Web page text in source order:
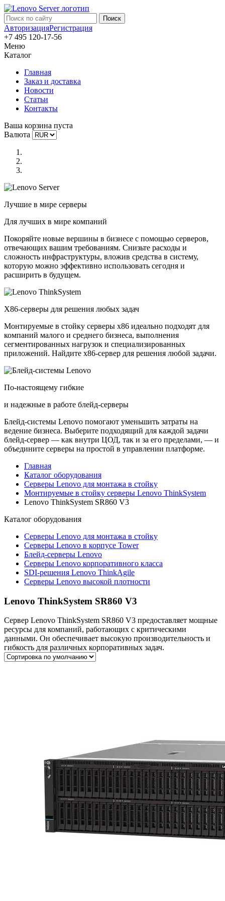
АвторизацияРегистрация
+7 495 120-17-56
Меню
Каталог
Главная
Заказ и доставка
Новости
Статьи
Контакты
Ваша корзина пуста
Валюта
Лучшие в мире серверы
Для лучших в мире компаний
Покоряйте новые вершины в бизнесе с помощью серверов,
отвечающих вашим требованиям. Снизьте расходы и
сложность инфраструктуры, вложив средства в систему,
которую можно эффективно использовать сегодня и
расширить в будущем.
X86-серверы для решения любых задач
Монтируемые в стойку серверы x86 идеально подходят для
компаний малого и среднего бизнеса, выполнения
сегментированных нагрузок и специализированных
приложений. Найдите x86-сервер для решения любой задачи.
По-настоящему гибкие
и надежные в работе блейд-серверы
Блейд-системы Lenovo помогают уменьшить затраты на
ведение бизнеса. Выберите подходящий для каждой задачи
блейд-сервер — как внутри ЦОД, так и за его пределами, — и
объедините серверы на простой в управлении платформе.
Главная
Каталог оборудования
Серверы Lenovo для монтажа в стойку
Монтируемые в стойку серверы Lenovo ThinkSystem
Lenovo ThinkSystem SR860 V3
Каталог оборудования
Серверы Lenovo для монтажа в стойку
Серверы Lenovo в корпусе Tower
Блейд-серверы Lenovo
Cерверы Lenovo корпоративного класса
SDI-решения Lenovo ThinkAgile
Серверы Lenovo высокой плотности
Lenovo ThinkSystem SR860 V3
Сервер Lenovo ThinkSystem SR860 V3 предоставляет мощные
ресурсы для компаний, работающих с критическими
данными. Он обеспечивает высокую производительность и
гибкость для различных корпоративных задач.